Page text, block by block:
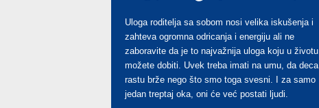
Uloga roditelja sa sobom nosi velika iskušenja i
zahteva ogromna odricanja i energiju ali ne
zaboravite da je to najvažnija uloga koju u životu
možete dobiti. Uvek treba imati na umu, da deca
rastu brže nego što smo toga svesni. I za samo
jedan treptaj oka, oni će već postati ljudi.